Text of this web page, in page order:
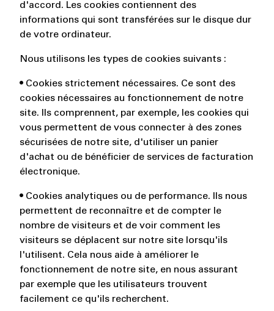
d'accord. Les cookies contiennent des
informations qui sont transférées sur le disque dur
de votre ordinateur.
Nous utilisons les types de cookies suivants :
• Cookies strictement nécessaires. Ce sont des
cookies nécessaires au fonctionnement de notre
site. Ils comprennent, par exemple, les cookies qui
vous permettent de vous connecter à des zones
sécurisées de notre site, d'utiliser un panier
d'achat ou de bénéficier de services de facturation
électronique.
• Cookies analytiques ou de performance. Ils nous
permettent de reconnaître et de compter le
nombre de visiteurs et de voir comment les
visiteurs se déplacent sur notre site lorsqu'ils
l'utilisent. Cela nous aide à améliorer le
fonctionnement de notre site, en nous assurant
par exemple que les utilisateurs trouvent
facilement ce qu'ils recherchent.